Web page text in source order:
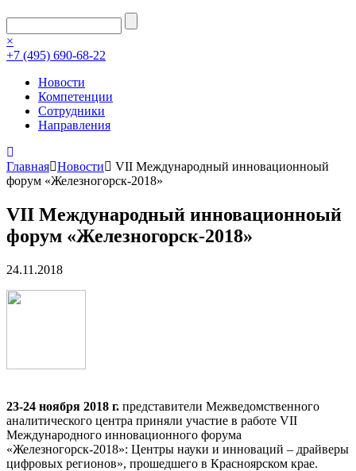
×
+7 (495) 690-68-22
Новости
Компетенции
Сотрудники
Направления
Главная Новости
VII Международный инновационноый
форум «Железногорск-2018»
VII Международный инновационноый
форум «Железногорск-2018»
24.11.2018
23-24 ноября 2018 г. представители Межведомственного
аналитического центра приняли участие в работе VII
Международного инновационного форума
«Железногорск-2018»: Центры науки и инноваций – драйверы
цифровых регионов», прошедшего в Красноярском крае.